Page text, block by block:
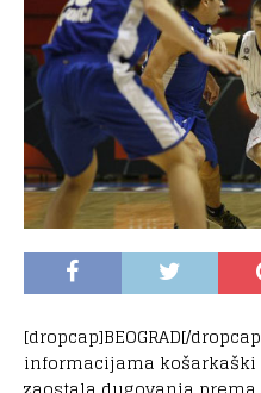
[dropcap]BEOGRAD[/
informacijama